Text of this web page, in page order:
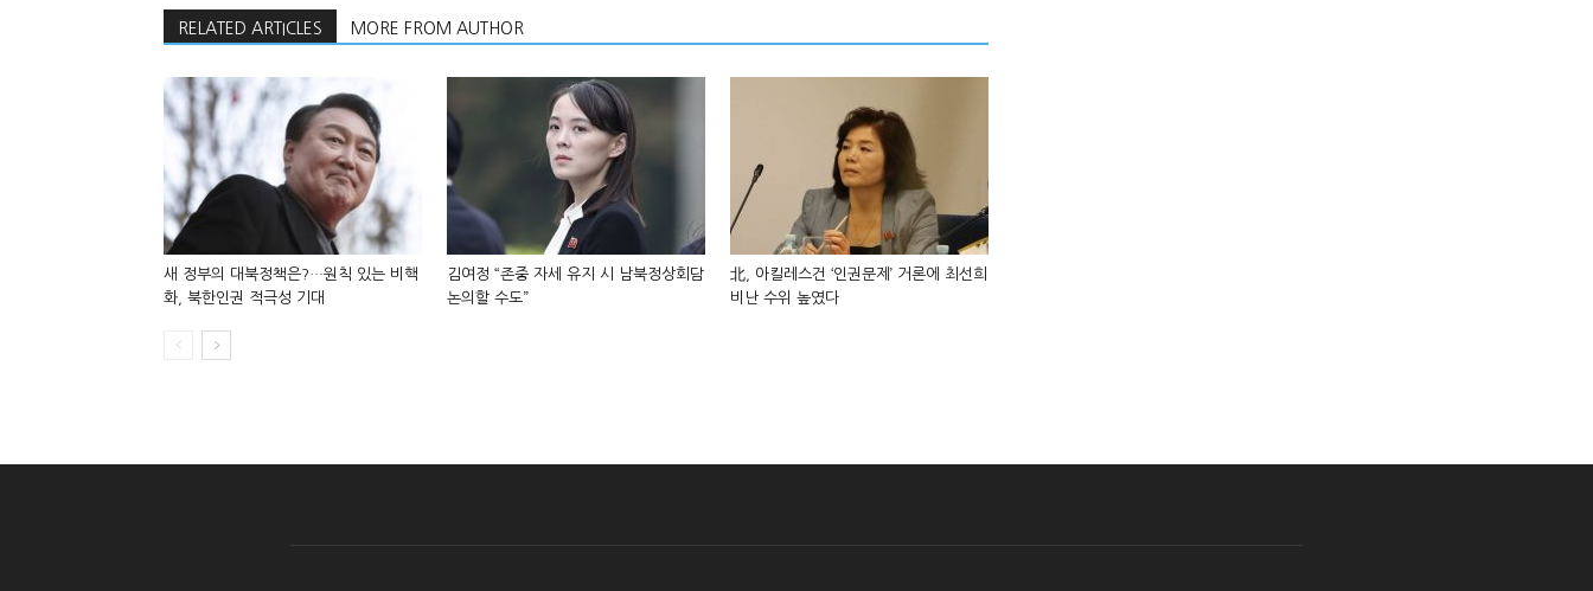
RELATED ARTICLES MORE FROM AUTHOR
새 정부의 대북정책은?…원칙 있는 비핵
화, 북한인권 적극성 기대
김여정 “존중 자세 유지 시 남북정상회담
논의할 수도”
北, 아킬레스건 ‘인권문제’ 거론에 최선희
비난 수위 높였다